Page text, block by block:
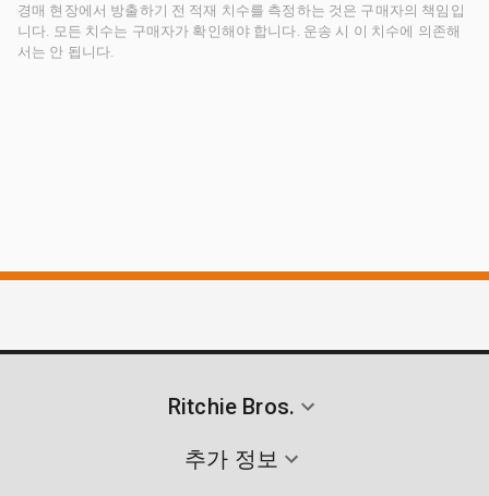
경매 현장에서 방출하기 전 적재 치수를 측정하는 것은 구매자의 책임입
니다. 모든 치수는 구매자가 확인해야 합니다. 운송 시 이 치수에 의존해
서는 안 됩니다.
Ritchie Bros.
추가 정보